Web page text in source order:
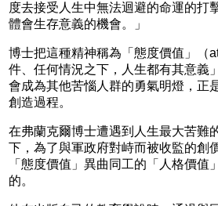
度去接受人生中無法迴避的命運的打
體會生存意義的機會。」
博士把這種精神稱為「態度價值」（
件、任何情況之下，人生都有其意義
會成為其他苦惱人群的勇氣明燈，正
創造過程。
在弗蘭克爾博士遭遇到人生最大苦難
下，為了與軍政府對峙而被收監的創
「態度價值」異曲同工的「人格價
的。